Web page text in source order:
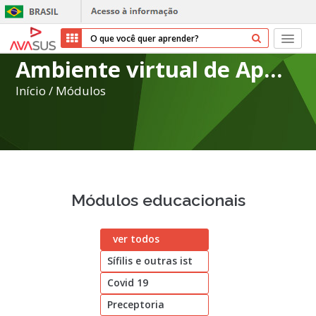
Início
Parceiros
Transparência
Repositório
Ajuda
Entrar
Ambiente virtual de Aprendizagem do SUS
Início / Módulos
Módulos educacionais
ver todos
Sífilis e outras ist
Covid 19
Preceptoria